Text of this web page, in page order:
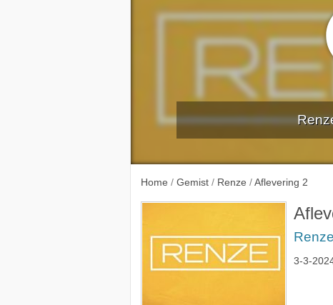
Home / Gemist / Renze / Aflevering 2
Renze
3-3-
speelt bij